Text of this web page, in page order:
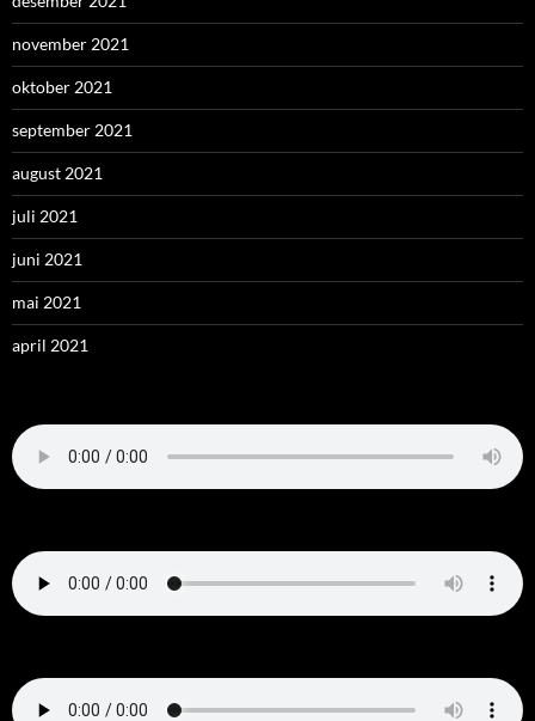
november 2021
oktober 2021
september 2021
august 2021
juli 2021
juni 2021
mai 2021
april 2021